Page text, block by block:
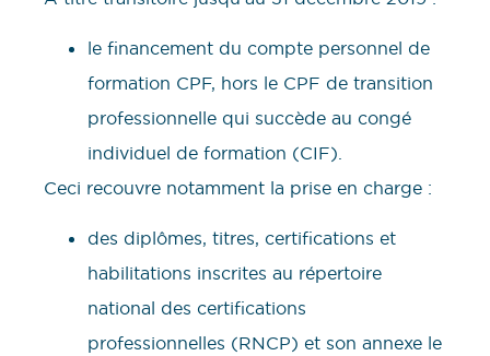
le financement du compte personnel de
formation CPF, hors le CPF de transition
professionnelle qui succède au congé
individuel de formation (CIF).
Ceci recouvre notamment la prise en charge :
des diplômes, titres, certifications et
habilitations inscrites au répertoire
national des certifications
professionnelles (RNCP) et son annexe le